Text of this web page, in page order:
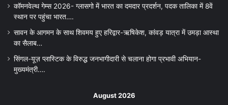
कॉमनवेल्थ गेम्स 2026- ग्लासगो में भारत का दमदार प्रदर्शन, पदक तालिका में 8वें
स्थान पर पहुंचा भारत….
सावन के आगमन के साथ शिवमय हुए हरिद्वार-ऋषिकेश, कांवड़ यात्रा में उमड़ा आस्था
का सैलाब…
सिंगल-यूज़ प्लास्टिक के विरुद्ध जनभागीदारी से चलाना होगा प्रभावी अभियान-
मुख्यमंत्री….
August 2026